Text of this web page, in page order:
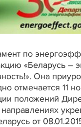
по
«Беларусь –
Она
отмечается 11
положений
от